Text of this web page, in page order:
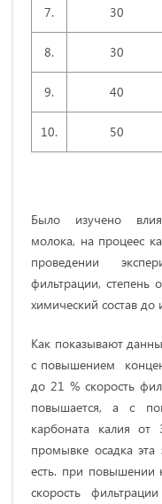
7. 30
8. 30
9. 40
10. 50
Было изучено
молока, на процеес
проведении
фильтрации, степень
химический состав
Как показывают
с повышением
до 21 % скорость
повышается, а с
карбоната калия
промывке осадка эта
есть. при повышении
скорость